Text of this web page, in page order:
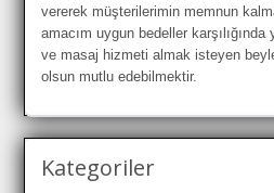
vererek müşterilerimin memnun
amacım uygun bedeller
ve masaj hizmeti almak isteyen
olsun mutlu edebilmektir.
Kategoriler